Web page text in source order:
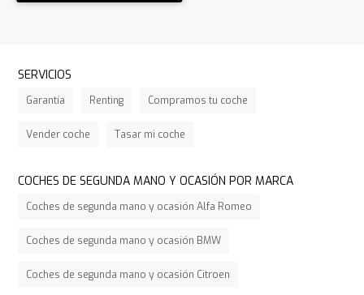
SERVICIOS
Garantía Renting Compramos tu coche
Vender coche Tasar mi coche
COCHES DE SEGUNDA MANO Y OCASIÓN POR MARCA
Coches de segunda mano y ocasión Alfa Romeo
Coches de segunda mano y ocasión BMW
Coches de segunda mano y ocasión Citroen